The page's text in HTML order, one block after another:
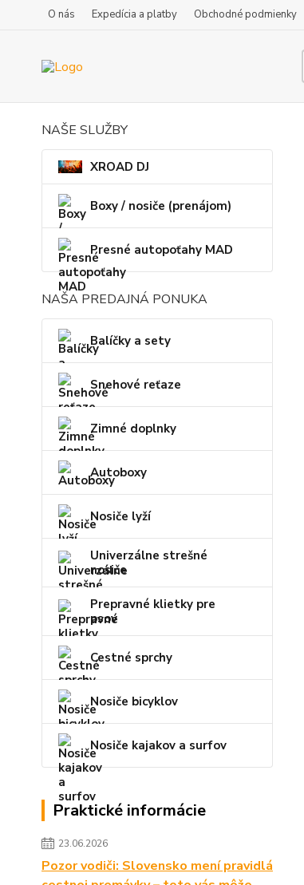
O nás Expedícia a platby Obchodné podmienky
NAŠE SLUŽBY
XROAD DJ
Boxy / nosiče (prenájom)
Presné autopoťahy MAD
NAŠA PREDAJNÁ PONUKA
Balíčky a sety
Snehové reťaze
Zimné doplnky
Autoboxy
Nosiče lyží
Univerzálne strešné
nosiče
Prepravné klietky pre
psov
Cestné sprchy
Nosiče bicyklov
Nosiče kajakov a surfov
Praktické informácie
23.06.2026
Pozor vodiči: Slovensko mení pravidlá